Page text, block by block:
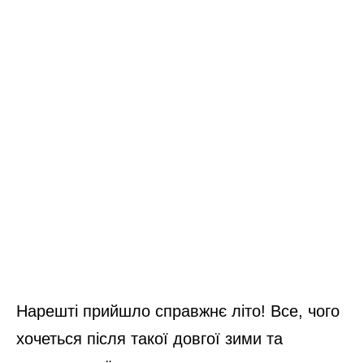
Нарешті прийшло справжнє літо! Все, чого
хочеться після такої довгої зими та